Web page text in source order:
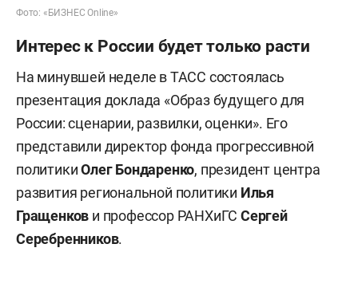
Фото: «БИЗНЕС Online»
Интерес к России будет только расти
На минувшей неделе в ТАСС состоялась
презентация доклада «Образ будущего для
России: сценарии, развилки, оценки». Его
представили директор фонда прогрессивной
политикиОлег Бондаренко, президент центра
развития региональной политики Илья
Гращенков и профессор РАНХиГССергей
Серебренников.